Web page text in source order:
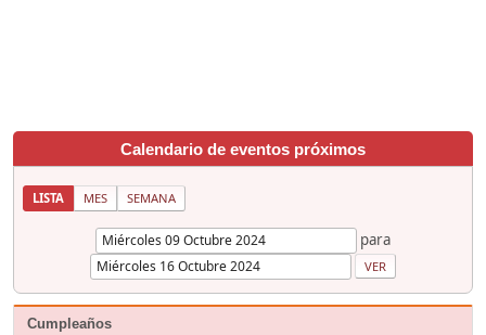
Calendario de eventos próximos
LISTA MES SEMANA
para
Cumpleaños